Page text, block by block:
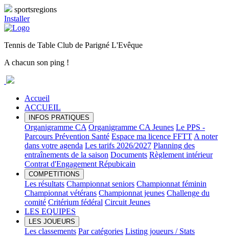
sportsregions
Installer
Tennis de Table Club de Parigné L'Evêque
A chacun son ping !
Accueil
ACCUEIL
INFOS PRATIQUES
Organigramme CA Organigramme CA Jeunes Le PPS -
Parcours Prévention Santé Espace ma licence FFTT A noter
dans votre agenda Les tarifs 2026/2027 Planning des
entraînements de la saison Documents Règlement intérieur
Contrat d'Engagement Répubicain
COMPETITIONS
Les résultats Championnat seniors Championnat féminin
Championnat vétérans Championnat jeunes Challenge du
comité Critérium fédéral Circuit Jeunes
LES EQUIPES
LES JOUEURS
Les classements Par catégories Listing joueurs / Stats